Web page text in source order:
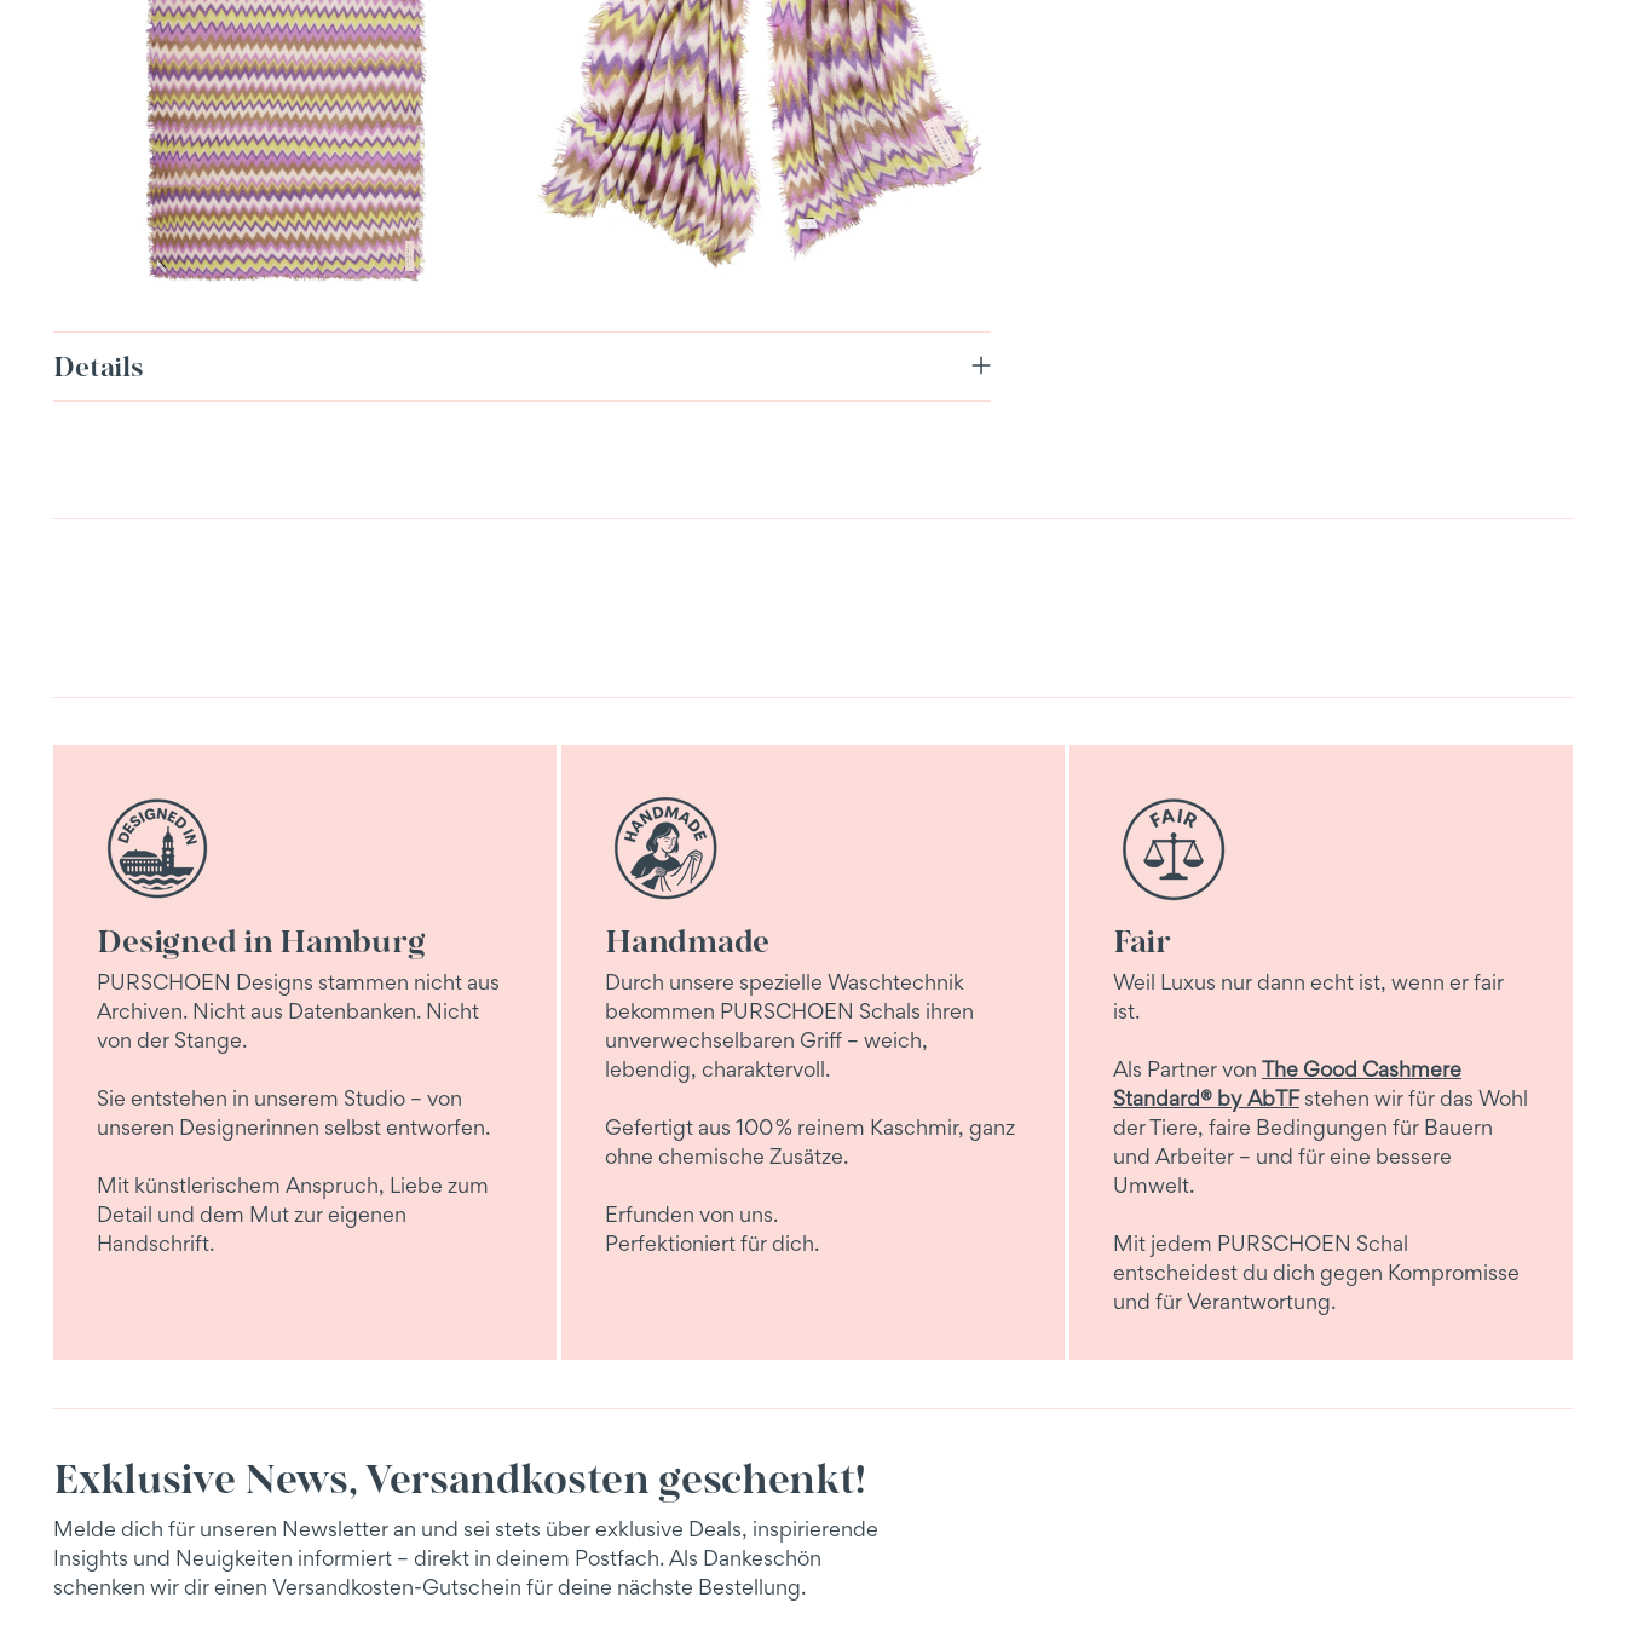
Details
Designed in Hamburg
PURSCHOEN Designs stammen nicht aus
Archiven. Nicht aus Datenbanken. Nicht
von der Stange.
Sie entstehen in unserem Studio – von
unseren Designerinnen selbst entworfen.
Mit künstlerischem Anspruch, Liebe zum
Detail und dem Mut zur eigenen
Handschrift.
Handmade
Durch unsere spezielle Waschtechnik
bekommen PURSCHOEN Schals ihren
unverwechselbaren Griff – weich,
lebendig, charaktervoll.
Gefertigt aus 100 % reinem Kaschmir, ganz
ohne chemische Zusätze.
Erfunden von uns.
Perfektioniert für dich.
Fair
Weil Luxus nur dann echt ist, wenn er fair
ist.
Als Partner von The Good Cashmere
Standard® by AbTFstehen wir für das Wohl
der Tiere, faire Bedingungen für Bauern
und Arbeiter – und für eine bessere
Umwelt.
Mit jedem PURSCHOEN Schal
entscheidest du dich gegen Kompromisse
und für Verantwortung.
Exklusive News, Versandkosten geschenkt!
Melde dich für unseren Newsletter an und sei stets über exklusive Deals, inspirierende
Insights und Neuigkeiten informiert – direkt in deinem Postfach. Als Dankeschön
schenken wir dir einen Versandkosten-Gutschein für deine nächste Bestellung.